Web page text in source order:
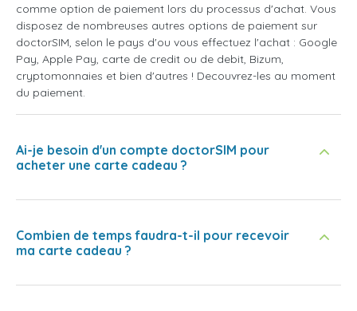
comme option de paiement lors du processus d'achat. Vous
disposez de nombreuses autres options de paiement sur
doctorSIM, selon le pays d'ou vous effectuez l'achat : Google
Pay, Apple Pay, carte de credit ou de debit, Bizum,
cryptomonnaies et bien d'autres ! Decouvrez-les au moment
du paiement.
Ai-je besoin d'un compte doctorSIM pour
acheter une carte cadeau ?
Combien de temps faudra-t-il pour recevoir
ma carte cadeau ?